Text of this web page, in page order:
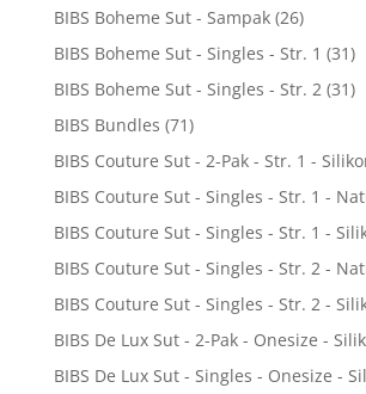
BIBS Boheme Sut - Sampak (26)
BIBS Boheme Sut - Singles - Str. 1 (31)
BIBS Boheme Sut - Singles - Str. 2 (31)
BIBS Bundles (71)
BIBS Couture Sut - 2-Pak - Str. 1 -
BIBS Couture Sut - Singles - Str. 1 -
BIBS Couture Sut - Singles - Str. 1 -
BIBS Couture Sut - Singles - Str. 2 -
BIBS Couture Sut - Singles - Str. 2 -
BIBS De Lux Sut - 2-Pak - Onesize -
BIBS De Lux Sut - Singles - Onesize -